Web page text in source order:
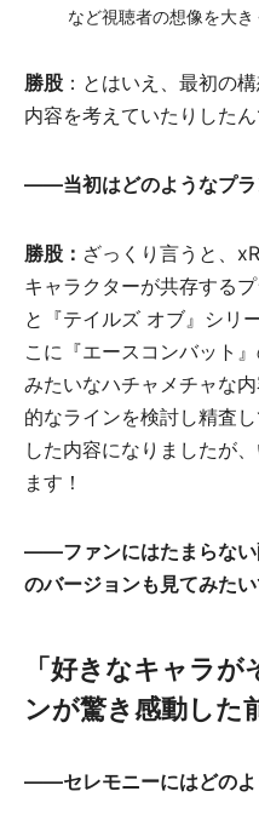
など視聴者の想像を大
勝股 ：とはいえ、最初の
内容を考えていたりしたん
――当初はどのようなプ
勝股： ざっくり言うと、
キャラクターが共存する
と『テイルズ オブ』シリ
こに『エースコンバット
みたいなハチャメチャな
的なラインを検討し精査
した内容になりましたが
ます！
――ファンにはたまらな
のバージョンも見てみたい
「好きなキャラ
ンが驚き感動した
――セレモニーにはどの